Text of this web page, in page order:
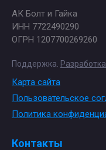
АК Болт и Гайка
ИНН 7722490290
ОГРН 1207700269260
Поддержка.
Карта сайта
Пользовательское
Политика
Контакты